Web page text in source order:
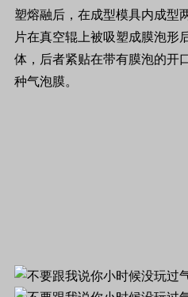
塑熔融后，在成型模具内成型
片在真空辊上被吸塑成膜泡形
体，后者紧贴在带有膜泡的开
种气泡膜。